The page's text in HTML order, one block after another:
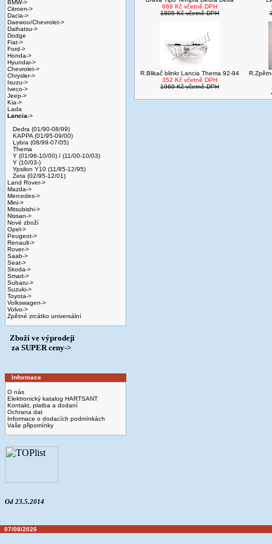
BMW->
Citroen->
Dacia->
Daewoo/Chevrolet->
Daihatsu->
Dodge
Fiat->
Ford->
Honda->
Hyundai->
Chevrolet->
Chrysler->
Isuzu->
Iveco->
Jeep->
Kia->
Lada
Lancia->
Dedra (01/90-08/99)
KAPPA (01/95-09/00)
Lybra (08/99-07/05)
Thema
Y (01/96-10/00) / (11/00-10/03)
Y (10/03-)
Ypsilon Y10 (11/85-12/95)
Zeta (02/95-12/01)
Land Rover->
Mazda->
Mercedes->
Mini->
Mitsubishi->
Nissan->
Nové zboží
Opel->
Peugeot->
Renault->
Rover->
Saab->
Seat->
Skoda->
Smart->
Subaru->
Suzuki->
Toyota->
Volkswagen->
Volvo->
Zpětné zrcátko universální
Zboží ve výprodeji
­ za SUPER ceny->
Informace
O nás
Elektronický katalog HARTSANT
Kontakt, platba a dodaní
Ochrana dat
Informace o dodacích podmínkách
Vaše připomínky
Od 23.5.2014
669 Kč včetně DPH
1805 Kč včetně DPH
R.Blikač blinkr Lancia Thema 92-94
352 Kč včetně DPH
1960 Kč včetně DPH
07/08/2026